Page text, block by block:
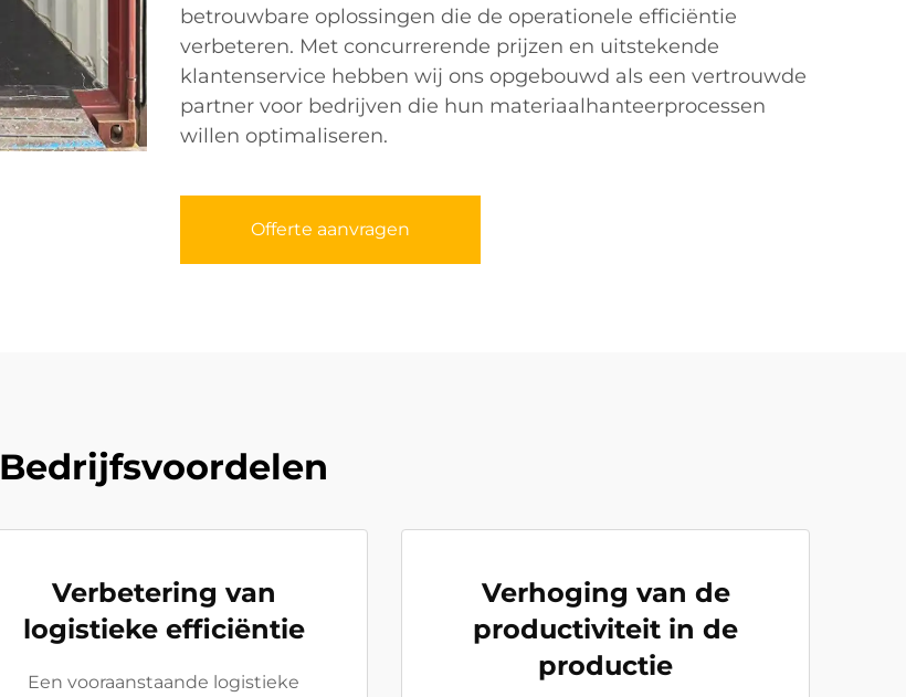
betrouwbare oplossingen die de operationele efficiëntie
verbeteren. Met concurrerende prijzen en uitstekende
klantenservice hebben wij ons opgebouwd als een vertrouwde
partner voor bedrijven die hun materiaalhanteerprocessen
willen optimaliseren.
Offerte aanvragen
Bedrijfsvoordelen
Verbetering van
logistieke efficiëntie
Een vooraanstaande logistieke
Verhoging van de
productiviteit in de
productie